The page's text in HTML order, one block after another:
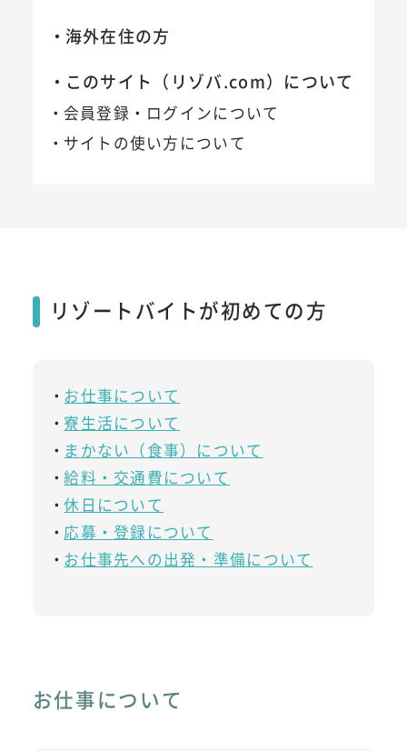
海外在住の方
このサイト（リゾバ.com）について
会員登録・ログインについて
サイトの使い方について
リゾートバイトが初めての方
お仕事について
寮生活について
まかない（食事）について
給料・交通費について
休日について
応募・登録について
お仕事先への出発・準備について
お仕事について